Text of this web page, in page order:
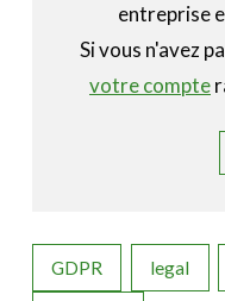
entreprise
Si vous n'avez
votre compte
GDPR legal